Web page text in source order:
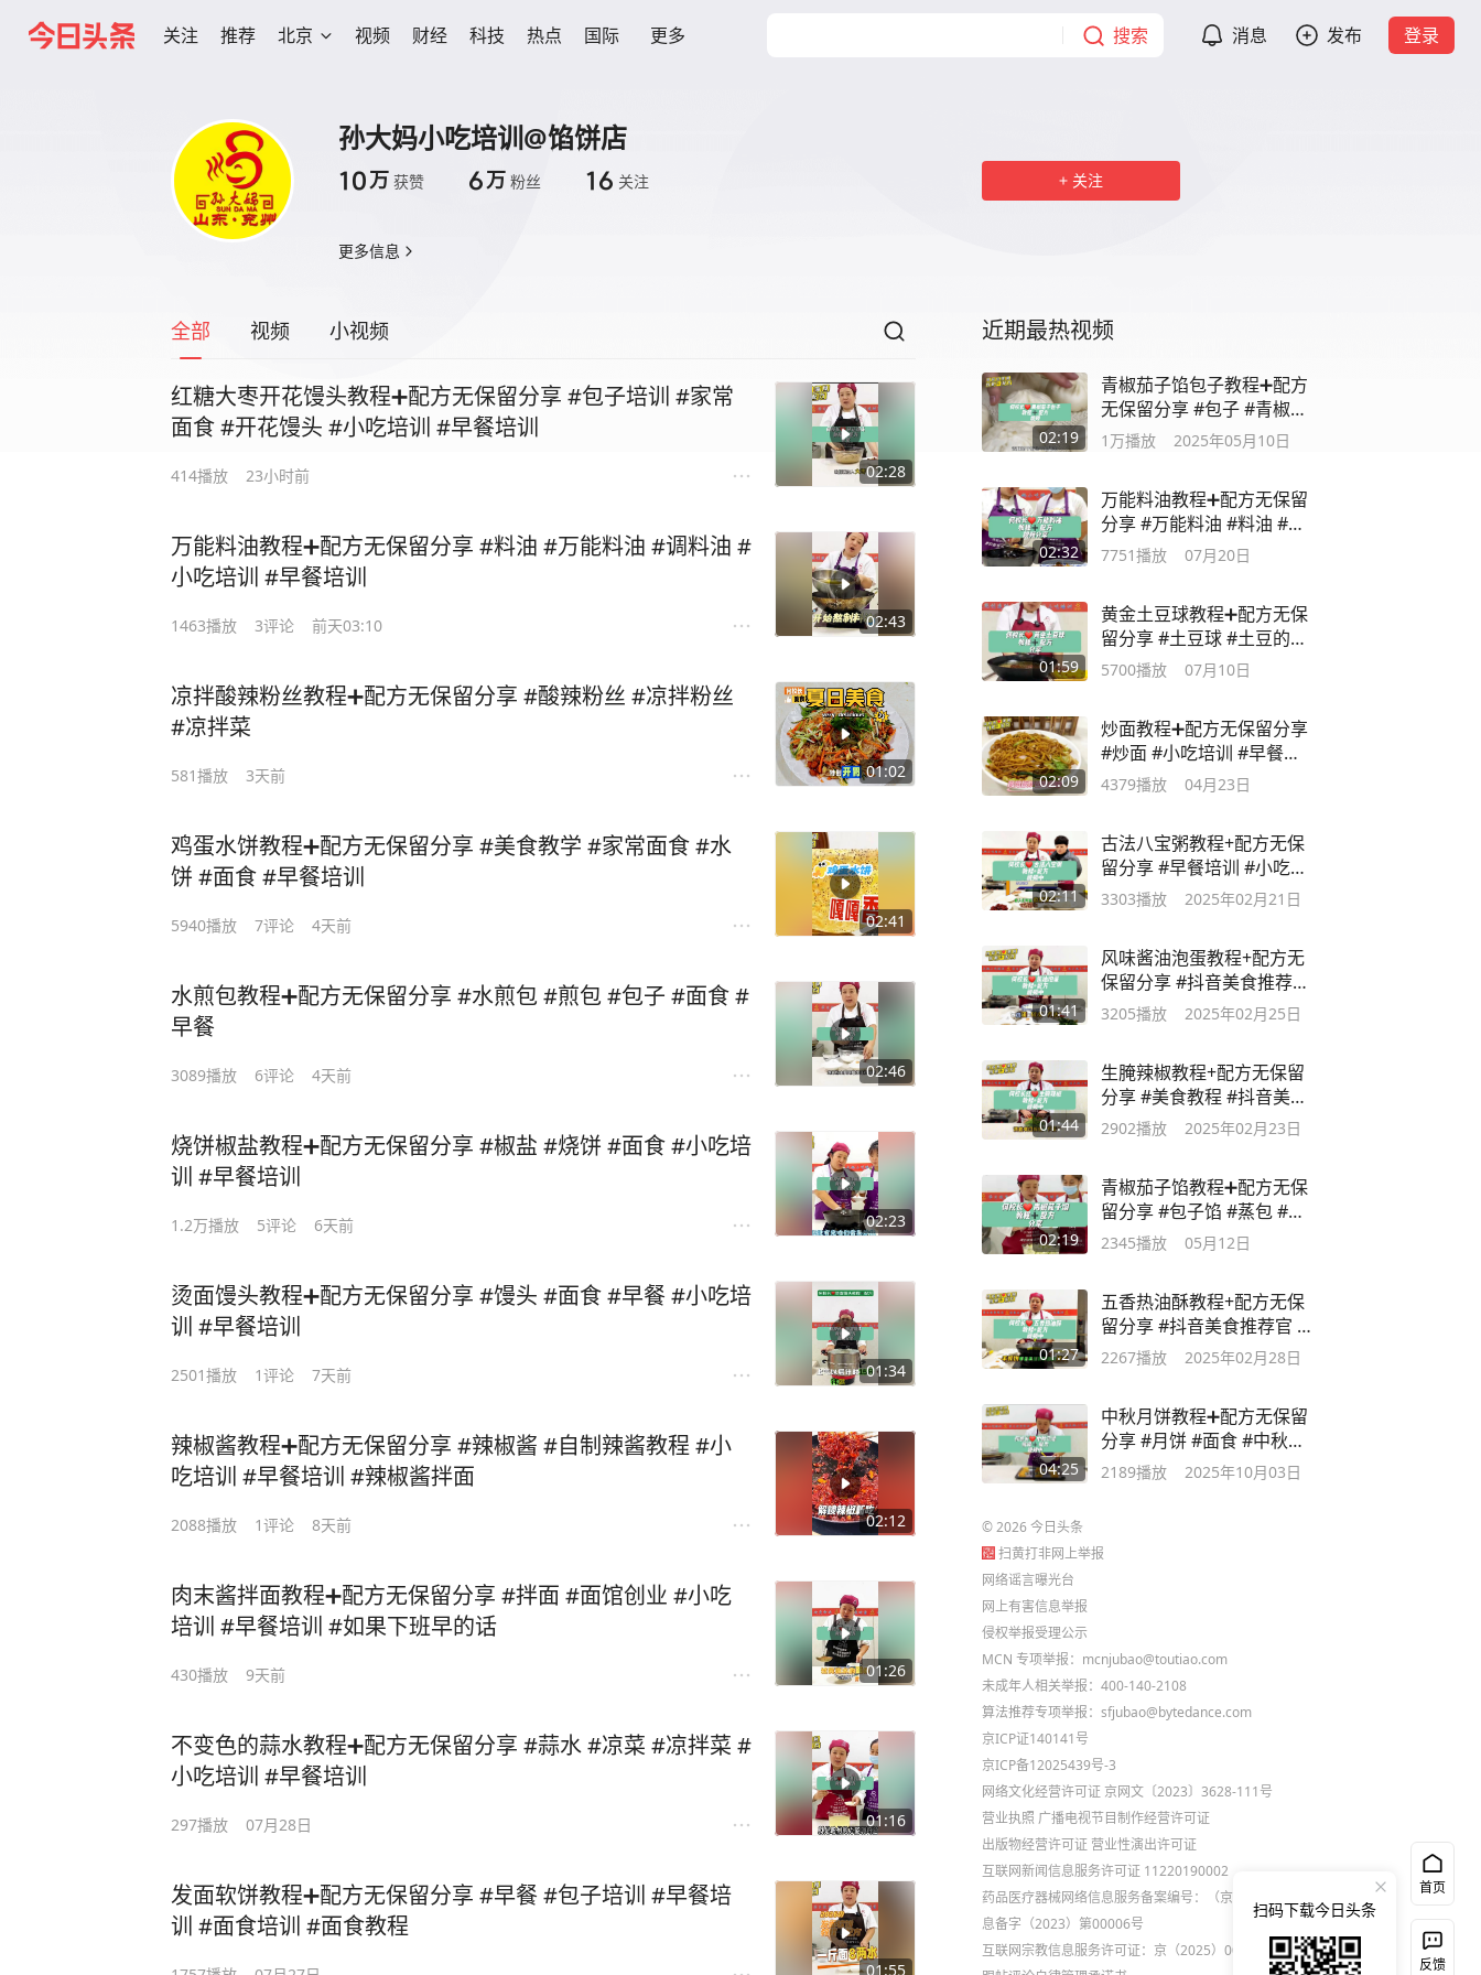
关注 推荐 北京 视频 财经 科技 热点 国际 更多 搜索 消息 发布 登录
孙大妈小吃培训@馅饼店
10万 获赞 6万 粉丝 16 关注
更多信息
关注
全部 视频 小视频
02:28
红糖大枣开花馒头教程➕配方无保留分享 #包子培训 #家常
面食 #开花馒头 #小吃培训 #早餐培训
414播放 23小时前
02:43
万能料油教程➕配方无保留分享 #料油 #万能料油 #调料油 #
小吃培训 #早餐培训
1463播放 3评论 前天03:10
01:02
凉拌酸辣粉丝教程➕配方无保留分享 #酸辣粉丝 #凉拌粉丝
#凉拌菜
581播放 3天前
02:41
鸡蛋水饼教程➕配方无保留分享 #美食教学 #家常面食 #水
饼 #面食 #早餐培训
5940播放 7评论 4天前
02:46
水煎包教程➕配方无保留分享 #水煎包 #煎包 #包子 #面食 #
早餐
3089播放 6评论 4天前
02:23
烧饼椒盐教程➕配方无保留分享 #椒盐 #烧饼 #面食 #小吃培
训 #早餐培训
1.2万播放 5评论 6天前
01:34
烫面馒头教程➕配方无保留分享 #馒头 #面食 #早餐 #小吃培
训 #早餐培训
2501播放 1评论 7天前
02:12
辣椒酱教程➕配方无保留分享 #辣椒酱 #自制辣酱教程 #小
吃培训 #早餐培训 #辣椒酱拌面
2088播放 1评论 8天前
01:26
肉末酱拌面教程➕配方无保留分享 #拌面 #面馆创业 #小吃
培训 #早餐培训 #如果下班早的话
430播放 9天前
01:16
不变色的蒜水教程➕配方无保留分享 #蒜水 #凉菜 #凉拌菜 #
小吃培训 #早餐培训
297播放 07月28日
01:55
发面软饼教程➕配方无保留分享 #早餐 #包子培训 #早餐培
训 #面食培训 #面食教程
近期最热视频
02:19
青椒茄子馅包子教程➕配方
无保留分享 #包子 #青椒茄
子 #早餐培训
1万播放 2025年05月10日
02:32
万能料油教程➕配方无保留
分享 #万能料油 #料油 #小
吃培训
7751播放 07月20日
01:59
黄金土豆球教程➕配方无保
留分享 #土豆球 #土豆的神
仙吃法 #土豆
5700播放 07月10日
02:09
炒面教程➕配方无保留分享
#炒面 #小吃培训 #早餐培
训 #美食教程
4379播放 04月23日
02:11
古法八宝粥教程+配方无保
留分享 #早餐培训 #小吃培
训 #八宝粥
3303播放 2025年02月21日
01:41
风味酱油泡蛋教程+配方无
保留分享 #抖音美食推荐官
#美食教程
3205播放 2025年02月25日
01:44
生腌辣椒教程+配方无保留
分享 #美食教程 #抖音美食
推荐官
2902播放 2025年02月23日
02:19
青椒茄子馅教程➕配方无保
留分享 #包子馅 #蒸包 #面
食 #小吃培训
2345播放 05月12日
01:27
五香热油酥教程+配方无保
留分享 #抖音美食推荐官 #
美食教程
2267播放 2025年02月28日
04:25
中秋月饼教程➕配方无保留
分享 #月饼 #面食 #中秋节
#早餐培训
2189播放 2025年10月03日
©2026今日头条
扫黄打非网上举报
网络谣言曝光台
网上有害信息举报
侵权举报受理公示
MCN 专项举报：mcnjubao@toutiao.com
未成年人相关举报：400-140-2108
算法推荐专项举报：sfjubao@bytedance.com
京ICP证140141号
京ICP备12025439号-3
网络文化经营许可证 京网文〔2023〕3628-111号
营业执照 广播电视节目制作经营许可证
出版物经营许可证 营业性演出许可证
互联网新闻信息服务许可证 11220190002
药品医疗器械网络信息服务备案编号：（京）网药械信
息备字（2023）第00006号
互联网宗教信息服务许可证：京（2025）0000021
首页
反馈
扫码下载今日头条